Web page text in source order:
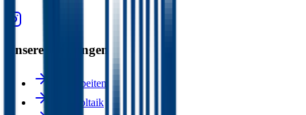
Unsere Leistungen
Dacharbeiten
Photovoltaik